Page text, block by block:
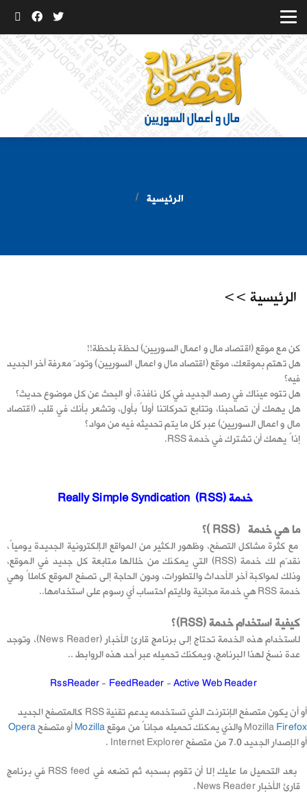
الرئيسية
الرئيسية >>
كن مع موقع (اقتصاد مال و اعمال السوريين) لحظة بلحظة!!
هل تهتم بموقعك، موقع (اقتصاد مال و اعمال السوريين) وتودّ معرفة آخر الجديد
فيه؟
هل تتوه عيناك في رصد الجديد في كل نافذة، أو البحث عن كل موضوع حديث؟
هل يهمك أن تصاحبنا، وتتابع تحركاتنا أولاً بأول، وتشعر بأنك في قلب (اقتصاد
مال و اعمال السوريين) عبر كل ما يتم تحديثه فيه من مواد؟
إذاً يهمك أن تشترك في خدمة RSS.
خدمة(
Really Simple Syndication (RSS
ما هي خدمة (
RSS)؟
مع كثرة مشاكل التصفح، وظهور الكثير من المواقع الإلكترونية الجديدة يومياً،
نقدّم لك خدمة (RSS) التي يمكنك من خلالها متابعة كل جديد في الموقع،
وذلك لمواكبة آخر الأحداث والتطورات، ودون الحاجة إلى تصفح الموقع كاملاًوهي
خدمة RSS هي خدمة مجانية ولايتم احتساب أي رسوم على استخدامها.
.
كيفية استخدام خدمة (RSS)؟
لاستخدام هذه الخدمة تحتاج إلى برنامج قارئ الأخبار (News Reader)، وتوجد
عدة نسخ لهذا البرنامج، ويمكنك تحميله عبر أحد هذه الروابط ..
RssReader- FeedReader -Active Web Reader
أو
أن يكون متصفح الإنترنت الذي تستخدمه يدعم تقنية RSS كالمتصفح الجديد
MozillaFirefox والذي يمكنك تحميله مجاناً من موقعMozillaأو متصفحOpera
أو الإصدار الجديد 7.0 من متصفح Internet Explorer .
بعد التحميل ما عليك إلا أن تقوم بسحبه ثم تضعه في RSS feed في برنامج
قارئ الأخبار News Reader.